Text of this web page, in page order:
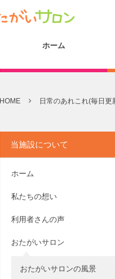
ホーム
HOME 日常のあれこれ(毎日更
当施設について
ホーム
私たちの想い
利用者さんの声
おたがいサロン
おたがいサロンの風景